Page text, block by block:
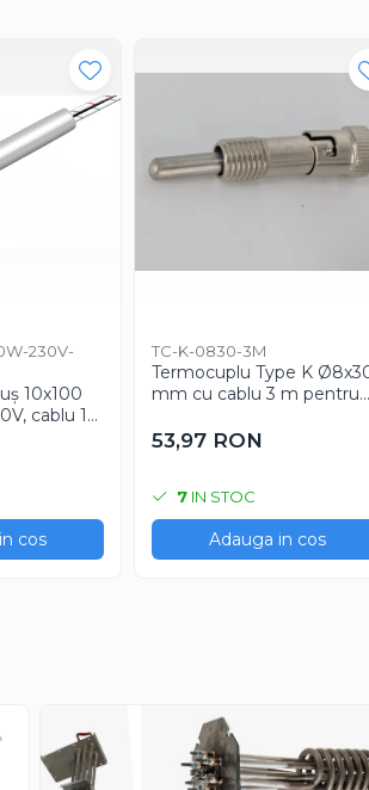
230V-
10x100
cablu 1
cos
TC-K-0830-3M
Termocuplu Type K
mm cu cablu 3 m pentru
53,97 RON
7 IN STOC
Adauga in cos